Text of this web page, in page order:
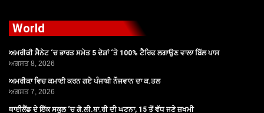
World
ਅਮਰੀਕੀ ਸੈਨੇਟ ‘ਚ ਭਾਰਤ ਸਮੇਤ 5 ਦੇਸ਼ਾਂ ‘ਤੇ 100% ਟੈਰਿਫ ਲਗਾਉਣ ਵਾਲਾ ਬਿੱਲ ਪਾਸ
ਅਗਸਤ 8, 2026
ਅਮਰੀਕਾ ਵਿਚ ਕਮਾਈ ਕਰਨ ਗਏ ਪੰਜਾਬੀ ਨੌਜਵਾਨ ਦਾ ਕ.ਤਲ
ਅਗਸਤ 7, 2026
ਥਾਈਲੈਂਡ ਦੇ ਇੱਕ ਸਕੂਲ ‘ਚ ਗੋ.ਲੀ.ਬਾ.ਰੀ ਦੀ ਘਟਨਾ, 15 ਤੋਂ ਵੱਧ ਜਣੇ ਜ਼ਖਮੀ